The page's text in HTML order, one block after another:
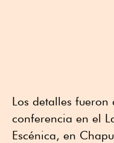
Los detalles fueron
conferencia en el
Escénica, en